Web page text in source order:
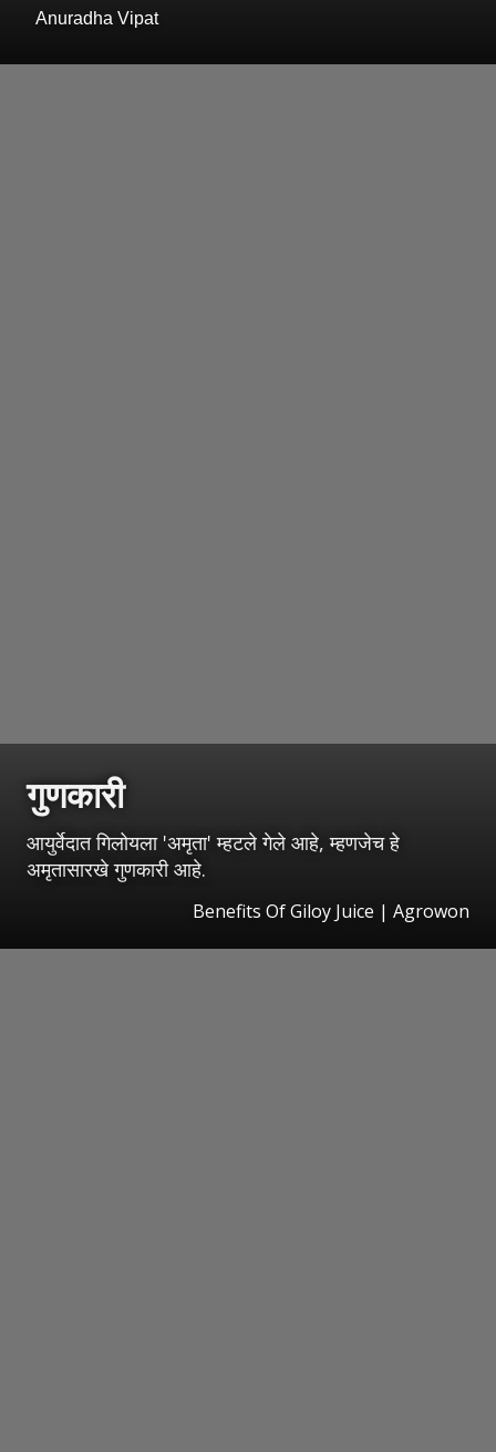
Anuradha Vipat
गुणकारी
आयुर्वेदात गिलोयला 'अमृता' म्हटले गेले आहे, म्हणजेच हे
अमृतासारखे गुणकारी आहे.
Benefits Of Giloy Juice | Agrowon